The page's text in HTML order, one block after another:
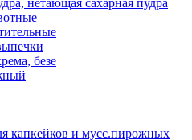
нетающая сахарная пудра
безе
капкейков и мусс.пирожных